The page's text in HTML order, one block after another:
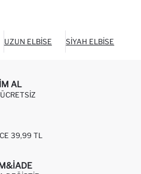
UZUN ELBISE SIYAH ELBISE
AL
39,99 TL